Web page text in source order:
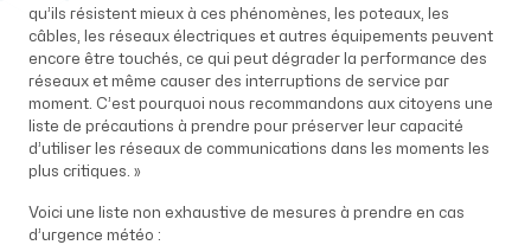
qu’ils résistent mieux à ces phénomènes, les poteaux, les
câbles, les réseaux électriques et autres équipements peuvent
encore être touchés, ce qui peut dégrader la performance des
réseaux et même causer des interruptions de service par
moment. C’est pourquoi nous recommandons aux citoyens une
liste de précautions à prendre pour préserver leur capacité
d’utiliser les réseaux de communications dans les moments les
plus critiques. »
Voici une liste non exhaustive de mesures à prendre en cas
d’urgence météo :